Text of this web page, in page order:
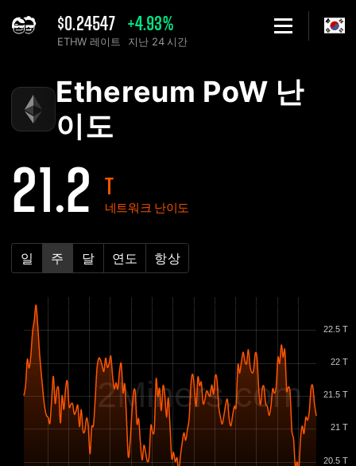
$0.24547
ETHW 레이트
+4.93%
지난 24 시간
Ethereum PoW 난
이도
21.2 T
네트워크 난이도
일 주 달 연도 항상
2Miners.com
20.5 T
21 T
21.5 T
22 T
22.5 T